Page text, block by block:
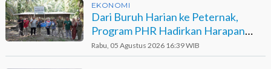
EKONOMI
Dari Buruh Harian ke Peternak,
Program PHR Hadirkan Harapan
Baru bagi Suku Sakai
Rabu, 05 Agustus 2026 16:39 WIB